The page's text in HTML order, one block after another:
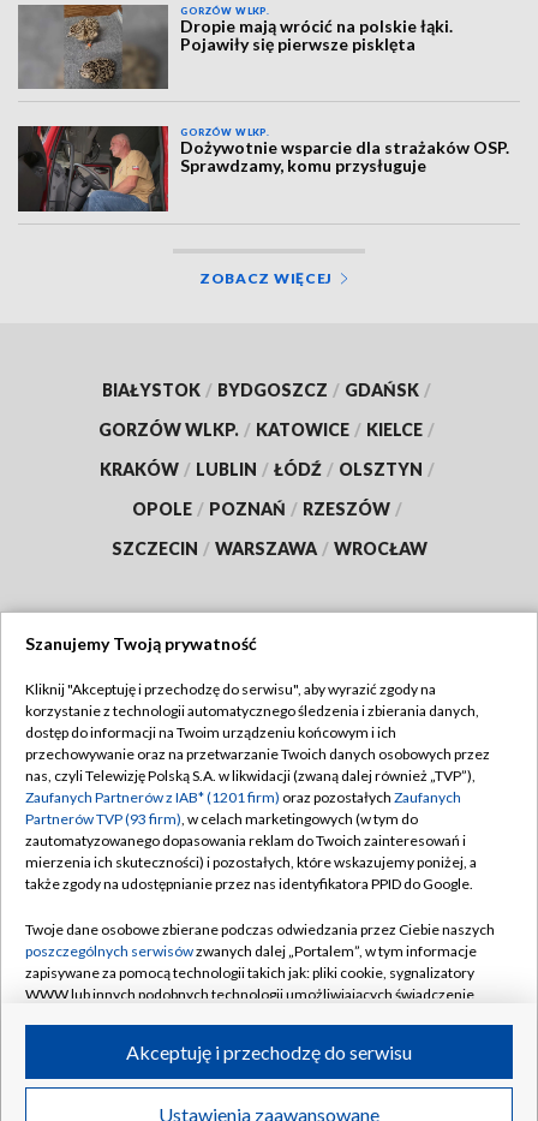
GORZÓW WLKP.
Dropie mają wrócić na polskie łąki.
Pojawiły się pierwsze pisklęta
GORZÓW WLKP.
Dożywotnie wsparcie dla strażaków OSP.
Sprawdzamy, komu przysługuje
ZOBACZ WIĘCEJ
BIAŁYSTOK / BYDGOSZCZ / GDAŃSK /
GORZÓW WLKP. / KATOWICE / KIELCE /
KRAKÓW / LUBLIN / ŁÓDŹ / OLSZTYN /
OPOLE / POZNAŃ / RZESZÓW /
SZCZECIN / WARSZAWA / WROCŁAW
TVP
Abonament TVP
Emisja w TVP
Centrum informacji TVP
Naziemna Telewizja Cyfrowa
Rada Programowa
System NOS
Informacje o nadawcy
Program dla prasy
Regulamin TVP
Polityka prywatności
Moje zgody
Pomoc
Kontakt
Kanały
©2026 Telewizja Polska S.A. w likwidacji
Szanujemy Twoją prywatność
Kliknij "Akceptuję i przechodzę do serwisu", aby wyrazić zgody na
korzystanie z technologii automatycznego śledzenia i zbierania danych,
dostęp do informacji na Twoim urządzeniu końcowym i ich
przechowywanie oraz na przetwarzanie Twoich danych osobowych przez
nas, czyli Telewizję Polską S.A. w likwidacji (zwaną dalej również „TVP”),
Zaufanych Partnerów z IAB* (1201 firm) oraz pozostałych Zaufanych
Partnerów TVP (93 firm), w celach marketingowych (w tym do
zautomatyzowanego dopasowania reklam do Twoich zainteresowań i
mierzenia ich skuteczności) i pozostałych, które wskazujemy poniżej, a
także zgody na udostępnianie przez nas identyfikatora PPID do Google.
Twoje dane osobowe zbierane podczas odwiedzania przez Ciebie naszych
poszczególnych serwisówzwanych dalej „Portalem”, w tym informacje
zapisywane za pomocą technologii takich jak: pliki cookie, sygnalizatory
WWW lub innych podobnych technologii umożliwiających świadczenie
ruchu w Internecie.
Twoje dane osobowe zbierane podczas odwiedzania przez Ciebie
Ustawienia zaawansowane
Akceptuję i przechodzę do serwisu